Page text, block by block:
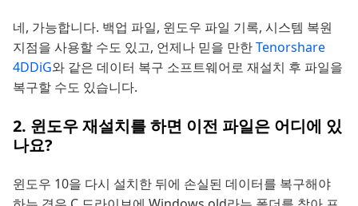
네, 가능합니다. 백업 파일, 윈도우 파일 기록, 시스템 복원
지점을 사용할 수도 있고, 언제나 믿을 만한Tenorshare
4DDiG와 같은 데이터 복구 소프트웨어로 재설치 후 파일을
복구할 수도 있습니다.
2. 윈도우 재설치를 하면 이전 파일은 어디에 있
나요?
윈도우 10을 다시 설치한 뒤에 손실된 데이터를 복구해야